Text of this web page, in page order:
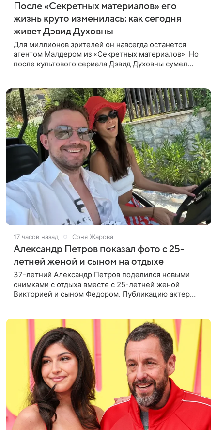
После «Секретных материалов» его
жизнь круто изменилась: как сегодня
живет Дэвид Духовны
Для миллионов зрителей он навсегда останется
агентом Малдером из «Секретных материалов». Но
после культового сериала Дэвид Духовны сумел
17 часов назад Соня Жарова
Александр Петров показал фото с 25-
летней женой и сыном на отдыхе
37-летний Александр Петров поделился новыми
снимками с отдыха вместе с 25-летней женой
Викторией и сыном Федором. Публикацию актер